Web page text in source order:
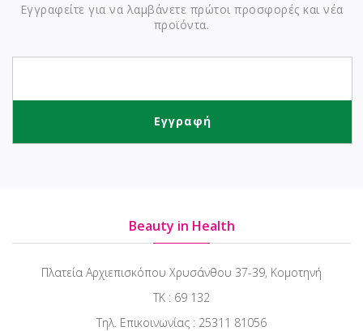
Εγγραφείτε για να λαμβάνετε πρώτοι προσφορές και νέα
προϊόντα.
Beauty in Health
Πλατεία Αρχιεπισκόπου Χρυσάνθου 37-39, Κομοτηνή
ΤΚ : 69 132
Τηλ. Επικοινωνίας : 25311 81056